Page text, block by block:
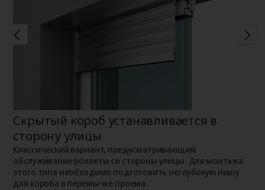
Скрытый короб устанавливается в
сторону улицы
Классический вариант, предусматривающий
обслуживание роллеты со стороны улицы. Для монтажа
этого типа необходимо подготовить неглубокую нишу
для короба в перемычке проема.